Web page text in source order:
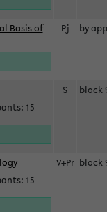
Basis of
Pj by
15
S block
15
V+Pr block